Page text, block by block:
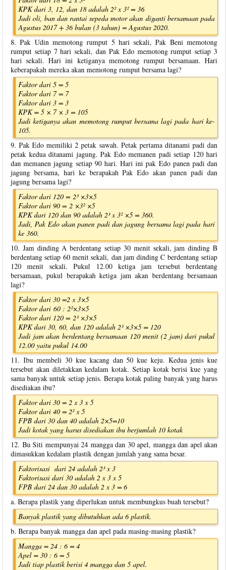
KPK dari 3, 12, dan 18 adalah 2² x 3² = 36
Jadi oli, ban dan rantai sepeda motor akan diganti bersamaan pada
Agustus 2017 + 36 bulan (3 tahun) = Agustus 2020.
8. Pak Udin memotong rumput 5 hari sekali, Pak Beni memotong
rumput setiap 7 hari sekali, dan Pak Edo memotong rumput setiap 3
hari sekali. Hari ini ketiganya memotong rumput bersamaan. Hari
keberapakah mereka akan memotong rumput bersama lagi?
Faktor dari 5 = 5
Faktor dari 7 = 7
Faktor dari 3 = 3
KPK = 5 × 7 × 3 = 105
Jadi ketiganya akan memotong rumput bersama lagi pada hari ke-
105.
9. Pak Edo memiliki 2 petak sawah. Petak pertama ditanami padi dan
petak kedua ditanami jagung. Pak Edo memanen padi setiap 120 hari
dan memanen jagung setiap 90 hari. Hari ini pak Edo panen padi dan
jagung bersama, hari ke berapakah Pak Edo akan panen padi dan
jagung bersama lagi?
Faktor dari 120 = 2³ ×3×5
Faktor dari 90 = 2 ×3² ×5
KPK dari 120 dan 90 adalah 2³ x 3² ×5 = 360.
Jadi, Pak Edo akan panen padi dan jagung bersama lagi pada hari
ke 360.
10. Jam dinding A berdentang setiap 30 menit sekali, jam dinding B
berdentang setiap 60 menit sekali, dan jam dinding C berdentang setiap
120 menit sekali. Pukul 12.00 ketiga jam tersebut berdentang
bersamaan, pukul berapakah ketiga jam akan berdentang bersamaan
lagi?
Faktor dari 30 =2 x 3×5
Faktor dari 60 : 2²×3×5
Faktor dari 120 = 2³ ×3×5
KPK dari 30, 60, dan 120 adalah 2³ ×3×5 = 120
Jadi jam akan berdentang bersamaan 120 menit (2 jam) dari pukul
12.00 yaitu pukul 14.00
11. Ibu membeli 30 kue kacang dan 50 kue keju. Kedua jenis kue
tersebut akan diletakkan kedalam kotak. Setiap kotak berisi kue yang
sama banyak untuk setiap jenis. Berapa kotak paling banyak yang harus
disediakan ibu?
Faktor dari 30 = 2 x 3 x 5
Faktor dari 40 = 2² x 5
FPB dari 30 dan 40 adalah 2×5=10
Jadi kotak yang harus disediakan ibu berjumlah 10 kotak
12. Bu Siti mempunyai 24 mangga dan 30 apel, mangga dan apel akan
dimasukkan kedalam plastik dengan jumlah yang sama besar.
Faktorisasi dari 24 adalah 2³ x 3
Faktorisasi dari 30 adalah 2 x 3 x 5
FPB dari 24 dan 30 adalah 2 x 3 = 6
a. Berapa plastik yang diperlukan untuk membungkus buah tersebut?
Banyak plastik yang dibutuhkan ada 6 plastik.
b. Berapa banyak mangga dan apel pada masing-masing plastik?
Mangga = 24 : 6 = 4
Apel = 30 : 6 = 5
Jadi tiap plastik berisi 4 mangga dan 5 apel.